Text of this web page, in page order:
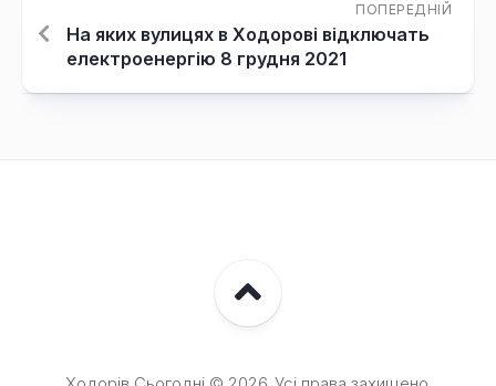
ПОПЕРЕДНІЙ
На яких вулицях в Ходорові відключать
електроенергію 8 грудня 2021